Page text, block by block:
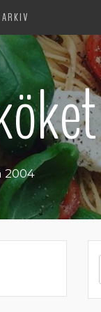
ARKIV
2004